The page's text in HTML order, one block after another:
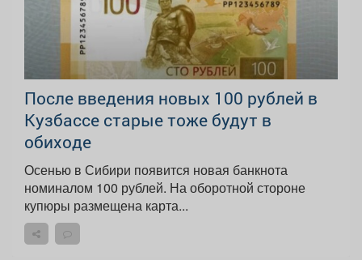
После введения новых 100 рублей в
Кузбассе старые тоже будут в
обиходе
Осенью в Сибири появится новая банкнота
номиналом 100 рублей. На оборотной стороне
купюры размещена карта...